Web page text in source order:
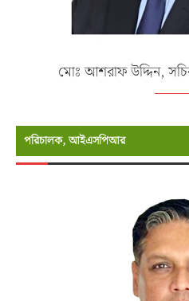
মোঃ আশরাফ উদ্দিন,
পরিচালক, আইএসপিআর